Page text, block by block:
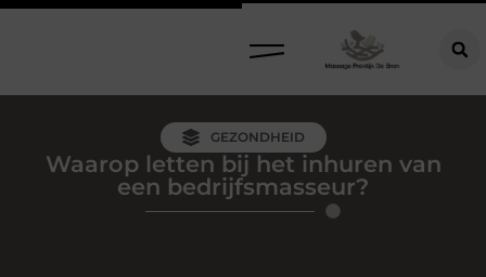
GEZONDHEID
Waarop letten bij het inhuren van
een bedrijfsmasseur?